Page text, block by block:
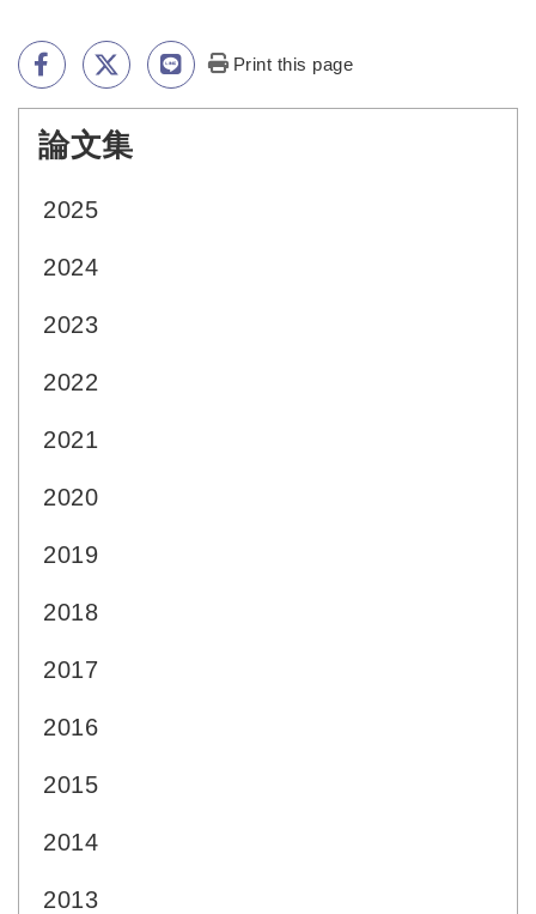
Print this page
論文集
2025
2024
2023
2022
2021
2020
2019
2018
2017
2016
2015
2014
2013